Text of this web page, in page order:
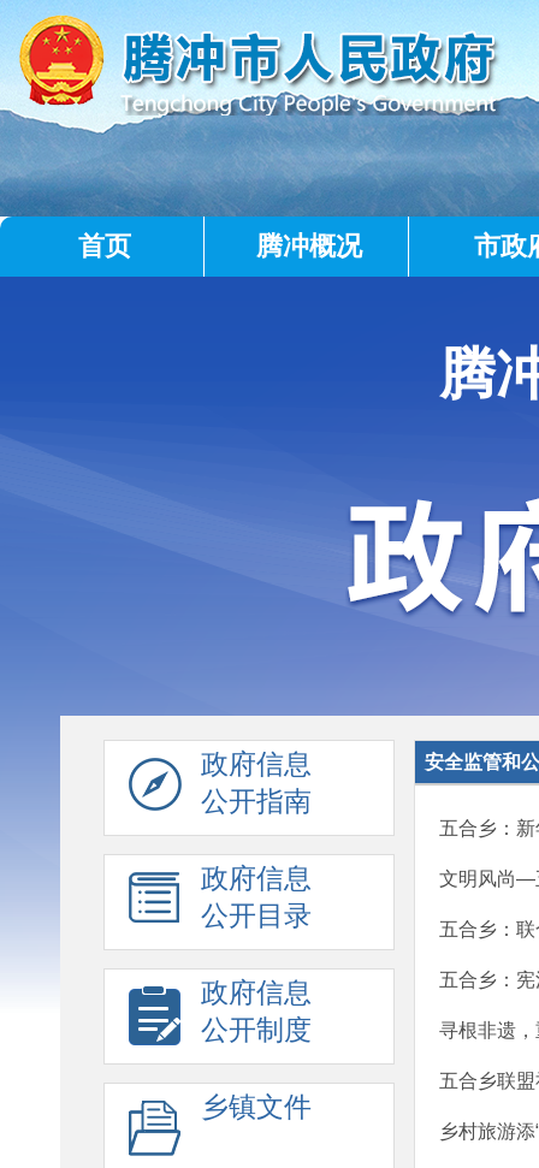
首页 腾冲概况 市政
腾
政府信息
公开指南
政府信息
公开目录
政府信息
公开制度
乡镇文件
安全监管和
五合乡：新
文明风尚—
五合乡：
五合乡：
寻根非遗
五合乡联
乡村旅游